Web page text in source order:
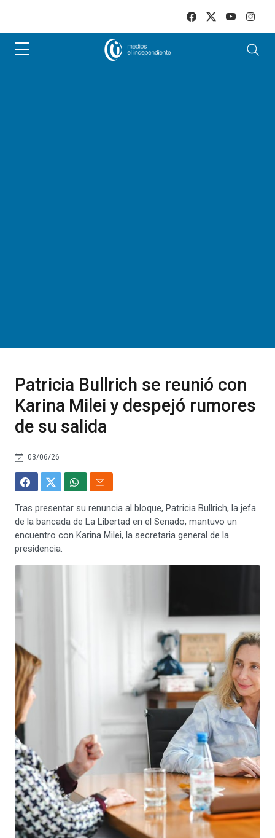
Patricia Bullrich se reunió con
Karina Milei y despejó rumores
de su salida
03/06/26
Tras presentar su renuncia al bloque, Patricia Bullrich, la jefa
de la bancada de La Libertad en el Senado, mantuvo un
encuentro con Karina Milei, la secretaria general de la
presidencia.